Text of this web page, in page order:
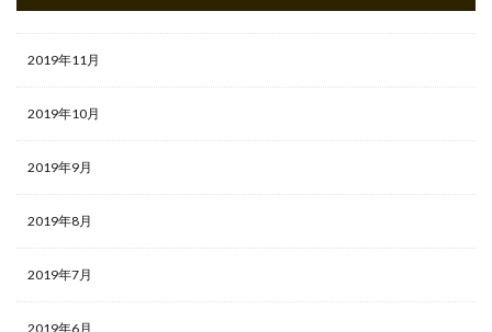
2019年11月
2019年10月
2019年9月
2019年8月
2019年7月
2019年6月